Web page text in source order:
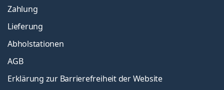
Zahlung
Lieferung
Abholstationen
AGB
Erklärung zur Barrierefreiheit der Website